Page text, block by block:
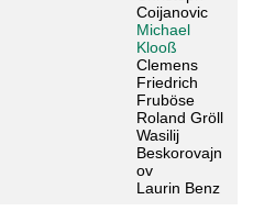
Coijanovic
Michael
Klooß
Clemens
Friedrich
Fruböse
Roland Gröll
Wasilij
Beskorovajn
ov
Laurin Benz